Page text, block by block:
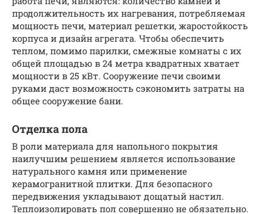
продолжительность их нагревания, потребляемая
мощность печи, материал решетки, жаростойкость
корпуса и дизайн агрегата. Чтобы обеспечить
теплом, помимо парилки, смежные комнаты с их
общей площадью в 24 метра квадратных хватает
мощности в 25 кВт. Сооружение печи своими
руками даст возможность сэкономить затраты на
общее сооружение бани.
Отделка пола
В роли материала для напольного покрытия
наилучшим решением является использование
натурального камня или применение
керамогранитной плитки. Для безопасного
передвижения укладывают дощатый настил.
Теплоизолировать пол совершенно не обязательно.